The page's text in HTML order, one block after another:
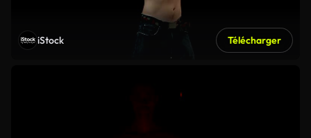
iStock Télécharger